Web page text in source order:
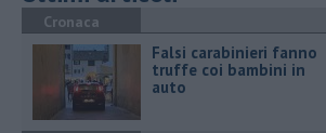
Cronaca
Falsi carabinieri fanno
truffe coi bambini in
auto